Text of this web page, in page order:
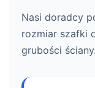
Nasi doradcy
rozmiar szafki
grubości ściany.